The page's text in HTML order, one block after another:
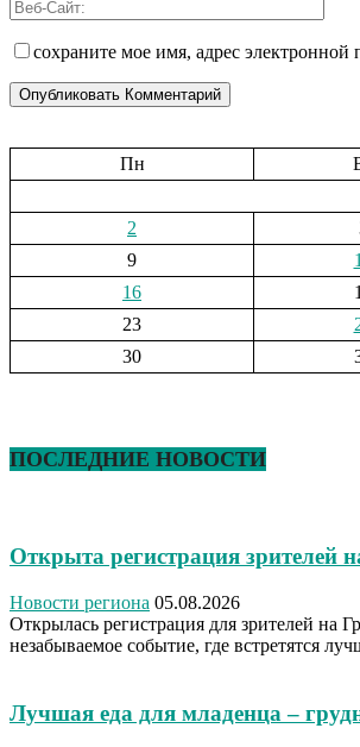
сохраните мое имя, адрес
Пн
2
9
16
23
30
ПОСЛЕДНИЕ НОВОСТИ
Открыта регистрация зрителей
Новости региона 05.08.2026
Открылась регистрация для зрителей
незабываемое событие, где встретятся
Лучшая еда для младенца –